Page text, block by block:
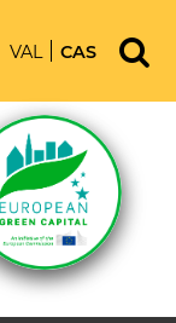
VAL CAS